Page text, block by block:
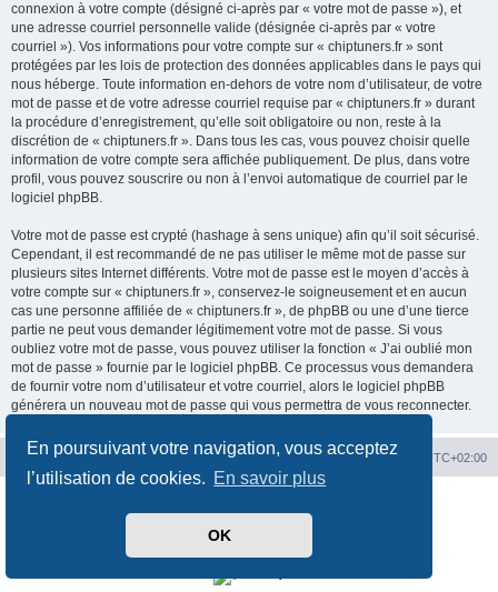
En poursuivant votre navigation, vous acceptez
l’utilisation de cookies. En savoir plus
OK
connexion à votre compte (désigné ci-après par « votre mot de passe »), et
une adresse courriel personnelle valide (désignée ci-après par « votre
courriel »). Vos informations pour votre compte sur « chiptuners.fr » sont
protégées par les lois de protection des données applicables dans le pays qui
nous héberge. Toute information en-dehors de votre nom d’utilisateur, de votre
mot de passe et de votre adresse courriel requise par « chiptuners.fr » durant
la procédure d’enregistrement, qu’elle soit obligatoire ou non, reste à la
discrétion de « chiptuners.fr ». Dans tous les cas, vous pouvez choisir quelle
information de votre compte sera affichée publiquement. De plus, dans votre
profil, vous pouvez souscrire ou non à l’envoi automatique de courriel par le
logiciel phpBB.
Votre mot de passe est crypté (hashage à sens unique) afin qu’il soit sécurisé.
Cependant, il est recommandé de ne pas utiliser le même mot de passe sur
plusieurs sites Internet différents. Votre mot de passe est le moyen d’accès à
votre compte sur « chiptuners.fr », conservez-le soigneusement et en aucun
cas une personne affiliée de « chiptuners.fr », de phpBB ou une d’une tierce
partie ne peut vous demander légitimement votre mot de passe. Si vous
oubliez votre mot de passe, vous pouvez utiliser la fonction « J’ai oublié mon
mot de passe » fournie par le logiciel phpBB. Ce processus vous demandera
de fournir votre nom d’utilisateur et votre courriel, alors le logiciel phpBB
générera un nouveau mot de passe qui vous permettra de vous reconnecter.
Portal Chiptuners.fr Heures au format UTC+02:00
Traduit parphpBB-fr.com
Confidentialité
Time: 0.022s| Peak Memory Usage: 1.88 Mio | GZIP: Off